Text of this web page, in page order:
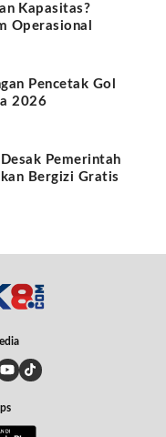
Kapasitas?
Operasional
Pencetak Gol
2026
Pemerintah
Bergizi Gratis